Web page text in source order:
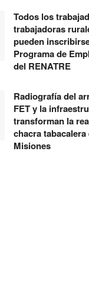
Todos los
trabajadoras
pueden
Programa de
del RENATRE
Radiografía del
FET y la
transforman la
chacra tabacalera
Misiones